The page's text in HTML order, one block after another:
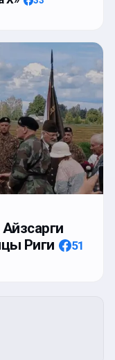
Риги
51